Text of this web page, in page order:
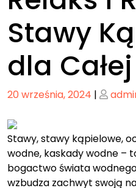
Stawy
dla
Posted
20 września, 2024 | Posted
Stawy, stawy kąpielowe,
wodne, kaskady wodne –
bogactwo świata
wzbudza zachwyt swoją